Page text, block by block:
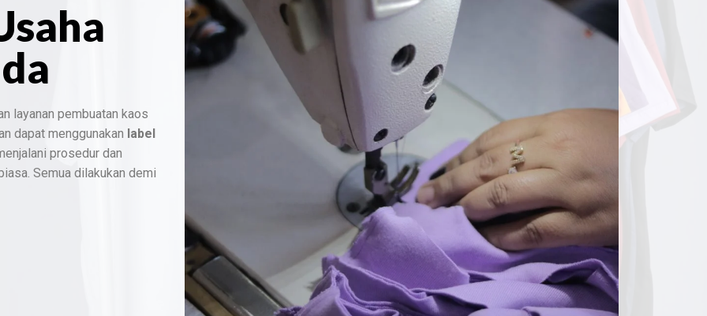
layanan pembuatan kaos
dapat menggunakan label
prosedur dan
Semua dilakukan demi